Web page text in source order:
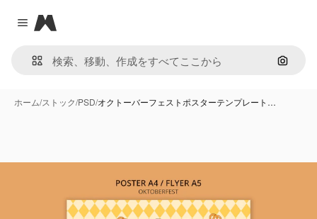
Close menu
Magnific
画像で
ホーム/ストック/PSD/オクトーバーフェストポスターテンプレート…